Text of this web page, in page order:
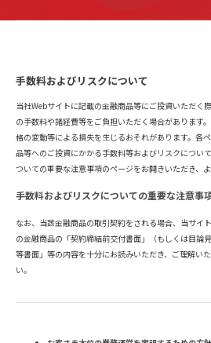
手数料およびリスクについて
当社Webサイトに記載の金融商品等にご投資いただく
の手数料や諸経費等をご負担いただく場合があります
格の変動等による損失を生じるおそれがあります。各
品等へのご投資にかかる手数料等およびリスクについ
ついての重要な注意事項のページをお開きいただき、
手数料およびリスクについての重要な注意事
なお、当該金融商品の取引契約をされる場合、当サイ
の金融商品の「契約締結前交付書面」（もしくは目論
等書面」等の内容を十分にお読みいただき、ご理解い
い。